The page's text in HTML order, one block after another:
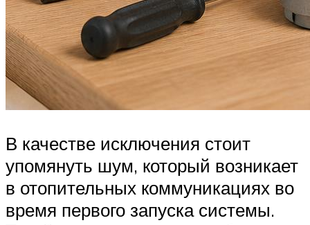
В качестве исключения стоит
упомянуть шум, который возникает
в отопительных коммуникациях во
время первого запуска системы.